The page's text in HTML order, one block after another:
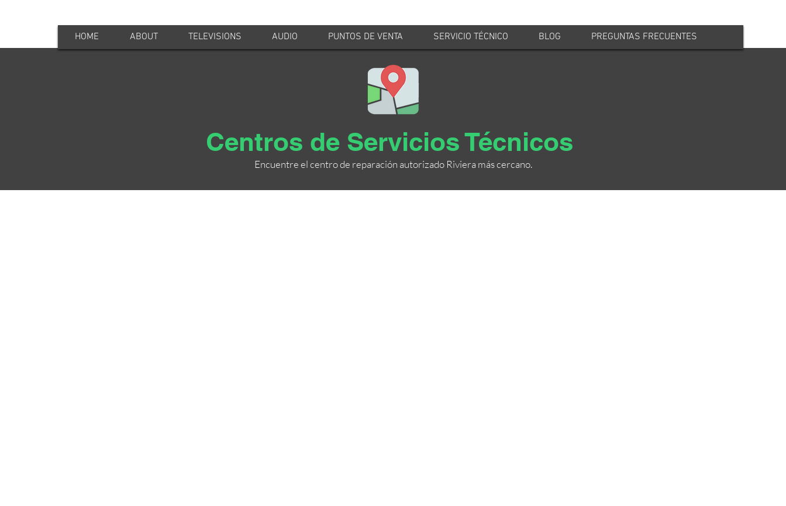
HOME ABOUT TELEVISIONS AUDIO PUNTOS DE VENTA SERVICIO TÉCNICO BLOG PREGUNTAS FRECUENTES
Centros de Servicios Técnicos
Encuentre el centro de reparación autorizado Riviera más cercano.